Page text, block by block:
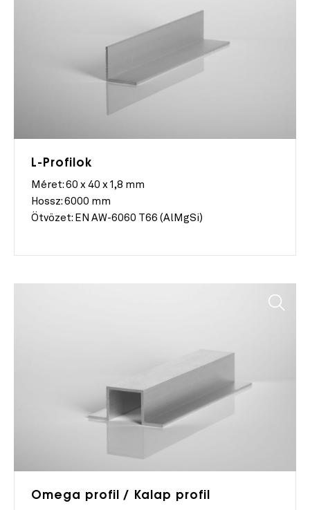
L-Profilok
Méret: 60 x 40 x 1,8 mm
Hossz: 6000 mm
Ötvözet: EN AW-6060 T66 (AlMgSi)
Omega profil / Kalap profil